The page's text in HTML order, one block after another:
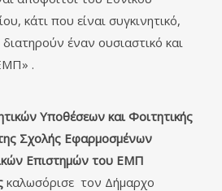
κάτι που είναι συγκινητικό,
έναν ουσιαστικό και
.
Υποθέσεων και Φοιτητικής
Σχολής Εφαρμοσμένων
Επιστημών του ΕΜΠ
καλωσόρισε τον Δήμαρχο